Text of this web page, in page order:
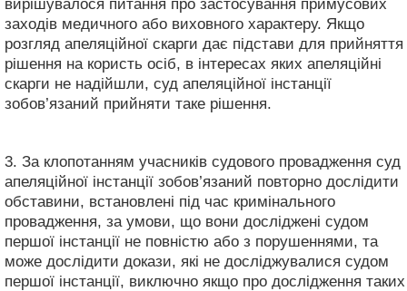
вирішувалося питання про застосування примусових
заходів медичного або виховного характеру. Якщо
розгляд апеляційної скарги дає підстави для прийняття
рішення на користь осіб, в інтересах яких апеляційні
скарги не надійшли, суд апеляційної інстанції
зобов’язаний прийняти таке рішення.
3. За клопотанням учасників судового провадження суд
апеляційної інстанції зобов’язаний повторно дослідити
обставини, встановлені під час кримінального
провадження, за умови, що вони досліджені судом
першої інстанції не повністю або з порушеннями, та
може дослідити докази, які не досліджувалися судом
першої інстанції, виключно якщо про дослідження таких